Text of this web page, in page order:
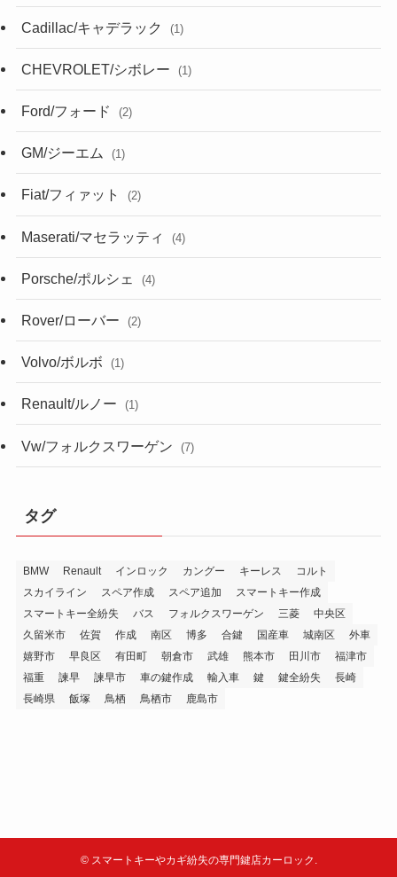
Cadillac/キャデラック (1)
CHEVROLET/シボレー (1)
Ford/フォード (2)
GM/ジーエム (1)
Fiat/フィァット (2)
Maserati/マセラッティ (4)
Porsche/ポルシェ (4)
Rover/ローバー (2)
Volvo/ボルボ (1)
Renault/ルノー (1)
Vw/フォルクスワーゲン (7)
タグ
BMW Renault インロック カングー キーレス
コルト
スカイライン
スペア作成 スペア追加
スマートキー作成
スマートキー全紛失
バス フォルクスワーゲン 三菱
中央区
久留米市
佐賀 作成 南区 博多 合鍵 国産車 城南区
外車
嬉野市
早良区 有田町 朝倉市 武雄 熊本市 田川市
福津市
福重
諫早 諫早市 車の鍵作成 輸入車 鍵 鍵全紛失
長崎
長崎県
飯塚 鳥栖 鳥栖市 鹿島市
©スマートキーやカギ紛失の専門鍵店カーロック.